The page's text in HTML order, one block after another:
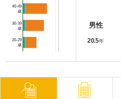
40-49
歳
30-39
歳
20-29
歳
男性
20.5年